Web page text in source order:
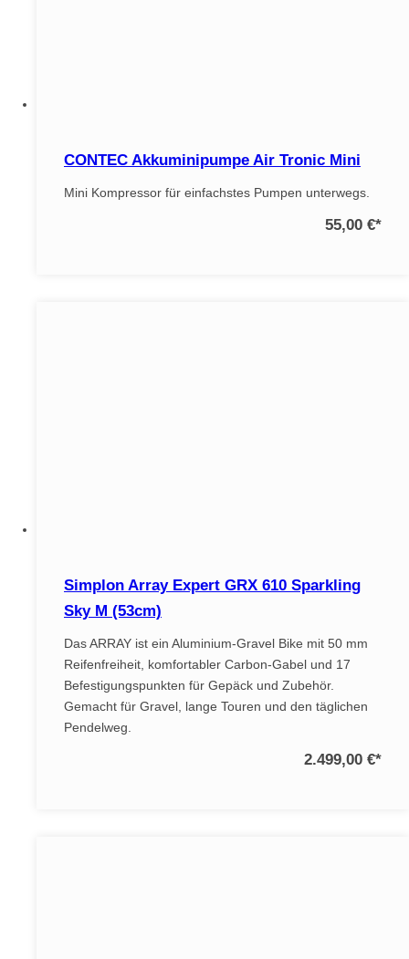
CONTEC Akkuminipumpe Air Tronic Mini
Mini Kompressor für einfachstes Pumpen unterwegs.
55,00 €*
Simplon Array Expert GRX 610 Sparkling
Sky M (53cm)
Das ARRAY ist ein Aluminium-Gravel Bike mit 50 mm
Reifenfreiheit, komfortabler Carbon-Gabel und 17
Befestigungspunkten für Gepäck und Zubehör.
Gemacht für Gravel, lange Touren und den täglichen
Pendelweg.
2.499,00 €*